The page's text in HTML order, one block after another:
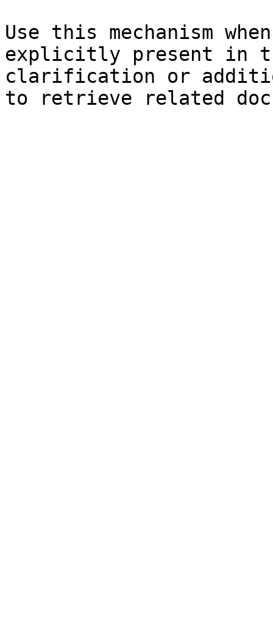
Use this mechanism
explicitly present in
clarification or